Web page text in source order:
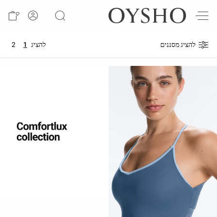
חדש
shorts
Summer
Sale
ראה
לפי
מוצר
להציג מסננים להציג 1
2